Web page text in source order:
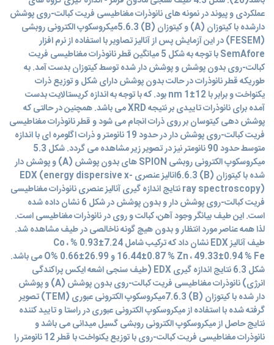
عملکردی و پیوند در نمونه های نانوذرات مغناطیسی فریت کبالت-روی پوشش
دارشده با کیتوزان (A) و کیتوزان (B) 5.6.3میکروسکوپ الکترونی روبشی
(FESEM) در این آزمایش پس از آنالیز تصاویر با استفاده از نرم افزار
SemAfore با توجه به شکل 5 میانگین قطر نانوذرات مغناطیسی فریت
کبالت-روی بدون پوشش و پوشش دار شده توسط کیتوزان بدست آمد. به
طوریکه قطر نانوذرات در حالت بدون پوشش دارای شکل و توزیع ذرات
یکنواخت و برابر با 12±1 nm بود. که با توجه به اندازه کریستالایت بدست
آمده برای نانوذرات تاییدی بر نتیجه XRD می باشد. همچنین در حالتی که
پوشش دهی کیتوسان بر روی ذرات انجام می شود و قطر نانوذرات مغناطیسی
فریت کبالت-روی پوشش دار در حدود 19 نانومتر و ذرات اگلومره ای با اندازه
متوسط حدود 90 نانومتر نیز در تصویر زیر مشاهده می گردد. شکل 5.3
میکروسکوپ الکترونی روبشی SPION های بدون پوشش (A) و پوشش دار
شده با کیتوزان (B) 6.6.3انالیز عنصری EDX (energy dispersive x-
ray spectroscopy) نتایج اندازه گیری آنالیز عنصری نانوذرات مغناطیسی
فریت کبالت-روی پوشش دار و بدون پوشش در شکل 6 نشان داده شده
است. این طیف بیانگر وجود آهن، کبالت و روی در نانوذرات مغناطیسی است.
لذا همه عناصر مورد انتظار و بدون هیچ گونه ناخالصی در طیف مشاهده شد.
طیف آنالیز EDX نشان داد که ترکیب شامل 7.24±0.93 % Co ،
16.44±0.87 % Zn ، 49.33±0.94 % Fe و 26.99±0.66 %O می باشد.
شکل 6.3 نتایج اندازه گیری EDX (طیف سنجی اشعه ایکس پراکندگی
انرژی) نانوذرات مغناطیسی فریت کبالت-روی بدون پوشش (A) و پوشش
دار شده با کیتوزان (B) 7.6.3میکروسکوپ الکترونی عبوری (TEM) تصویر
گرفته شده با استفاده از میکروسکوپ الکترونی عبوری در راستا و تایید کننده
نتایج حاصل از میکروسکوپ الکترونی روبشی گسیل میدانی می باشد و
نانوذرات مغناطیسی فریت کبالت-روی با توزیع یکنواخت با قطر 12 نانومتر را